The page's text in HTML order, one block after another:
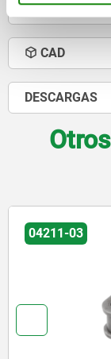
DETALLES
CAD
DESCARGAS